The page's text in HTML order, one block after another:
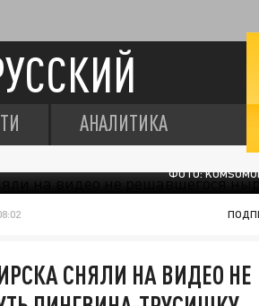
АНАЛИТИКА
ФОТО:
СНЯЛИ НА ВИДЕО НЕ